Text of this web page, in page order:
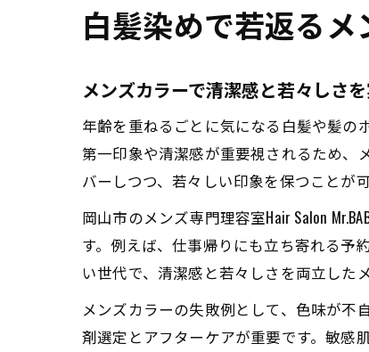
白髪染めで若返る
メンズカラーで清潔感と若々しさ
年齢を重ねるごとに気になる白髪や髪の
第一印象や清潔感が重要視されるため、
バーしつつ、若々しい印象を保つことが可
岡山市のメンズ専門理容室Hair Salon
す。例えば、仕事帰りにも立ち寄れる予
い世代で、清潔感と若々しさを両立した
メンズカラーの失敗例として、色味が不
剤選定とアフターケアが重要です。敏感